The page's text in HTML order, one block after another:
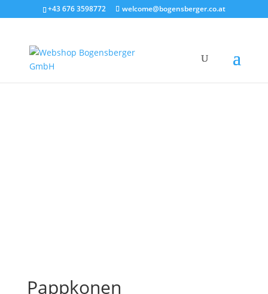
+43 676 3598772 welcome@bogensberger.co.at
Pappkonen